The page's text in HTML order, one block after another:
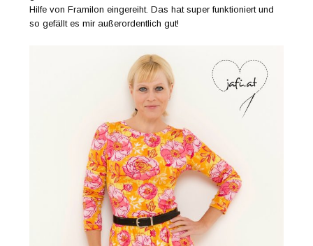
Hilfe von Framilon eingereiht. Das hat super funktioniert und
so gefällt es mir außerordentlich gut!